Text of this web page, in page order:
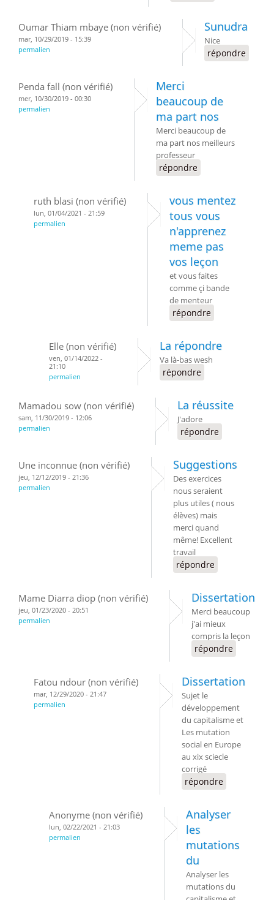
Oumar Thiam mbaye (non vérifié)
mar, 10/29/2019 - 15:39
permalien
Sunudra
Nice
répondre
Penda fall (non vérifié)
mer, 10/30/2019 - 00:30
permalien
Merci
beaucoup de
ma part nos
Merci beaucoup de
ma part nos meilleurs
professeur
répondre
ruth blasi (non vérifié)
lun, 01/04/2021 - 21:59
permalien
vous mentez
tous vous
n'apprenez
meme pas
vos leçon
et vous faites
comme çi bande
de menteur
répondre
Elle (non vérifié)
ven, 01/14/2022 -
21:10
permalien
La répondre
Va là-bas wesh
répondre
Mamadou sow (non vérifié)
sam, 11/30/2019 - 12:06
permalien
La réussite
J'adore
répondre
Une inconnue (non vérifié)
jeu, 12/12/2019 - 21:36
permalien
Suggestions
Des exercices
nous seraient
plus utiles ( nous
élèves) mais
merci quand
même! Excellent
travail
répondre
Mame Diarra diop (non vérifié)
jeu, 01/23/2020 - 20:51
permalien
Dissertation
Merci beaucoup
j'ai mieux
compris la leçon
répondre
Fatou ndour (non vérifié)
mar, 12/29/2020 - 21:47
permalien
Dissertation
Sujet le
développement
du capitalisme et
Les mutation
social en Europe
au xix sciecle
corrigé
répondre
Anonyme (non vérifié)
lun, 02/22/2021 - 21:03
permalien
Analyser
les
mutations
du
Analyser les
mutations du